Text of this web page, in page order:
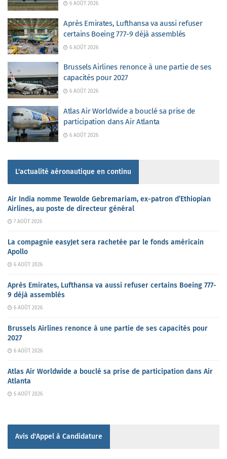
6 AOÛT 2026
Après Emirates, Lufthansa va aussi refuser
certains Boeing 777-9 déjà assemblés
6 AOÛT 2026
Brussels Airlines renonce à une partie de ses
capacités pour 2027
6 AOÛT 2026
Atlas Air Worldwide a bouclé sa prise de
participation dans Air Atlanta
6 AOÛT 2026
L'actualité aéronautique en continu
Air India nomme Tewolde Gebremariam, ex-patron d’Ethiopian
Airlines, au poste de directeur général
7 AOÛT 2026
La compagnie easyJet sera rachetée par le fonds américain
Apollo
6 AOÛT 2026
Après Emirates, Lufthansa va aussi refuser certains Boeing 777-
9 déjà assemblés
6 AOÛT 2026
Brussels Airlines renonce à une partie de ses capacités pour
2027
6 AOÛT 2026
Atlas Air Worldwide a bouclé sa prise de participation dans Air
Atlanta
6 AOÛT 2026
Avis d'Appel à Candidature